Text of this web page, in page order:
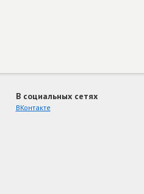
В социальных сетях
ВКонтакте